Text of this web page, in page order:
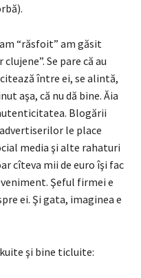
“răsfoit” am găsit
Se pare că au
între ei, se alintă,
aşa, că nu dă bine. Ăia
Blogării
le place
media şi alte rahaturi
cîteva mii de euro îşi fac
Şeful firmei e
ei. Şi gata, imaginea e
şi bine ticluite: